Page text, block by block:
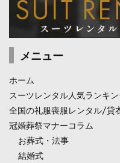
メニュー
ホーム
スーツレンタル人気ランキ
全国の礼服喪服レンタル/貸
冠婚葬祭マナーコラム
お葬式・法事
結婚式